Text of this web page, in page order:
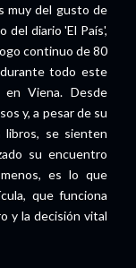
muy del gusto de
del diario 'El País',
continuo de 80
todo este
Viena. Desde
y, a pesar de su
libros, se sienten
su encuentro
es lo que
que funciona
y la decisión vital